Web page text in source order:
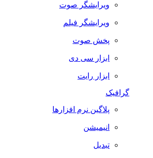
ویرایشگر صوت
ویرایشگر فیلم
پخش صوت
ابزار سی دی
ابزار رایت
گرافیک
پلاگین نرم افزارها
انیمیشن
تبدیل